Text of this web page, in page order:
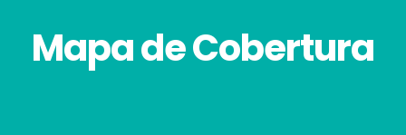
Mapa de Cobertura